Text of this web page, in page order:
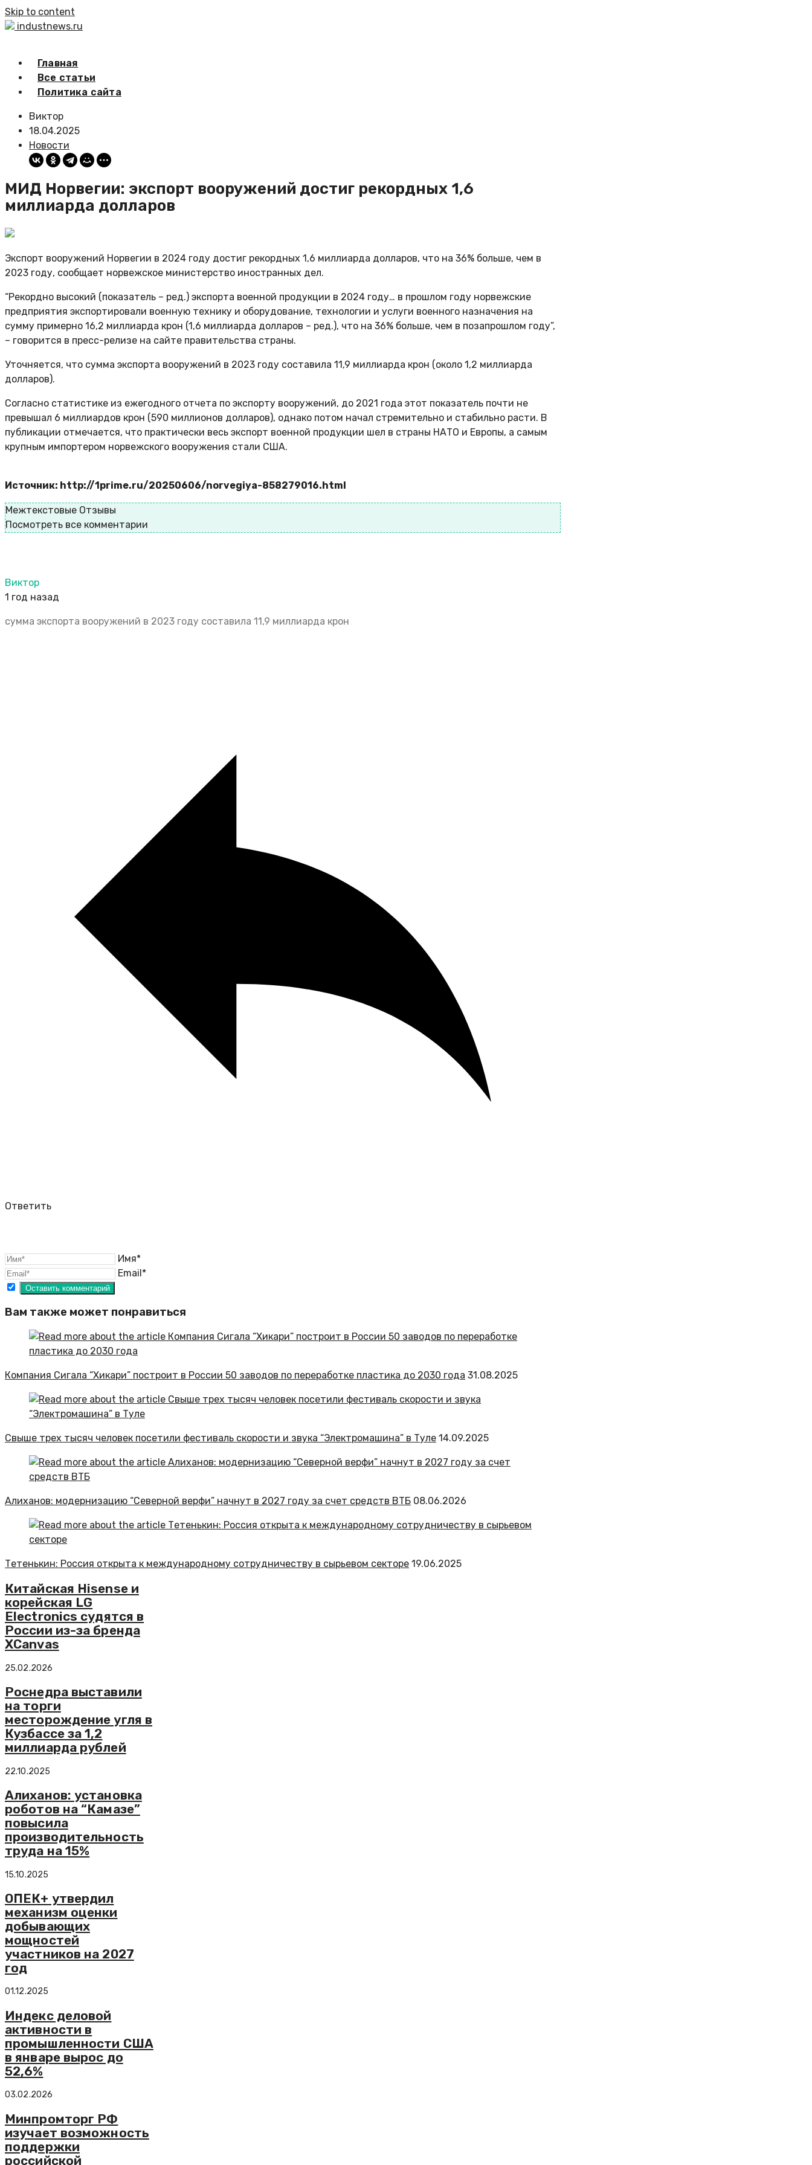
Skip to content
industnews.ru
Главная
Все статьи
Политика сайта
Виктор
18.04.2025
Новости
МИД Норвегии: экспорт вооружений достиг рекордных 1,6
миллиарда долларов
Экспорт вооружений Норвегии в 2024 году достиг рекордных 1,6 миллиарда долларов, что на 36% больше, чем в
2023 году, сообщает норвежское министерство иностранных дел.
“Рекордно высокий (показатель – ред.) экспорта военной продукции в 2024 году… в прошлом году норвежские
предприятия экспортировали военную технику и оборудование, технологии и услуги военного назначения на
сумму примерно 16,2 миллиарда крон (1,6 миллиарда долларов – ред.), что на 36% больше, чем в позапрошлом году”,
– говорится в пресс-релизе на сайте правительства страны.
Уточняется, что сумма экспорта вооружений в 2023 году составила 11,9 миллиарда крон (около 1,2 миллиарда
долларов).
Согласно статистике из ежегодного отчета по экспорту вооружений, до 2021 года этот показатель почти не
превышал 6 миллиардов крон (590 миллионов долларов), однако потом начал стремительно и стабильно расти. В
публикации отмечается, что практически весь экспорт военной продукции шел в страны НАТО и Европы, а самым
крупным импортером норвежского вооружения стали США.
Источник: http://1prime.ru/20250606/norvegiya-858279016.html
Межтекстовые Отзывы
Посмотреть все комментарии
Виктор
1 год назад
сумма экспорта вооружений в 2023 году составила 11,9 миллиарда крон
Ответить
Имя*
Email*
Вам также может понравиться
Компания Сигала “Хикари” построит в России 50 заводов по переработке пластика до 2030 года 31.08.2025
Свыше трех тысяч человек посетили фестиваль скорости и звука “Электромашина” в Туле 14.09.2025
Алиханов: модернизацию “Северной верфи” начнут в 2027 году за счет средств ВТБ 08.06.2026
Тетенькин: Россия открыта к международному сотрудничеству в сырьевом секторе 19.06.2025
Китайская Hisense и
корейская LG
Electronics судятся в
России из-за бренда
XСanvas
25.02.2026
Роснедра выставили
на торги
месторождение угля в
Кузбассе за 1,2
миллиарда рублей
22.10.2025
Алиханов: установка
роботов на “Камазе”
повысила
производительность
труда на 15%
15.10.2025
ОПЕК+ утвердил
механизм оценки
добывающих
мощностей
участников на 2027
год
01.12.2025
Индекс деловой
активности в
промышленности США
в январе вырос до
52,6%
03.02.2026
Минпромторг РФ
изучает возможность
поддержки
российской